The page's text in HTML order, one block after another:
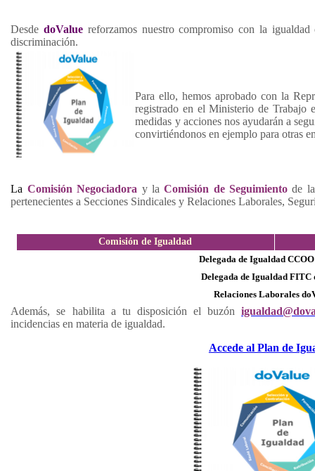
DesdedoValue reforzamos nuestro compromiso con la
discriminación.
Para ello, hemos aprobado con la
registrado en el Ministerio de Trabajo
medidas y acciones nos ayudarán a
convirtiéndonos en ejemplo para otras
La Comisión Negociadora y laComisión de Seguimiento de
pertenecientes a Secciones Sindicales y Relaciones Laborales,
Comisión de Igualdad
Delegada de Igualdad
Delegada de Igualdad FITC
Relaciones Laborales
Además, se habilita a tu disposición el buzón
incidencias en materia de igualdad.
Accede al Plan de